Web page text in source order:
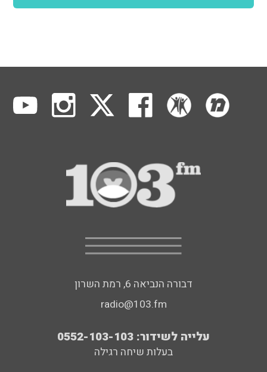
דבורה הנביאה 6, רמת השרון
radio@103.fm
עלייה לשידור: 0552-103-103
בעלות שיחה רגילה